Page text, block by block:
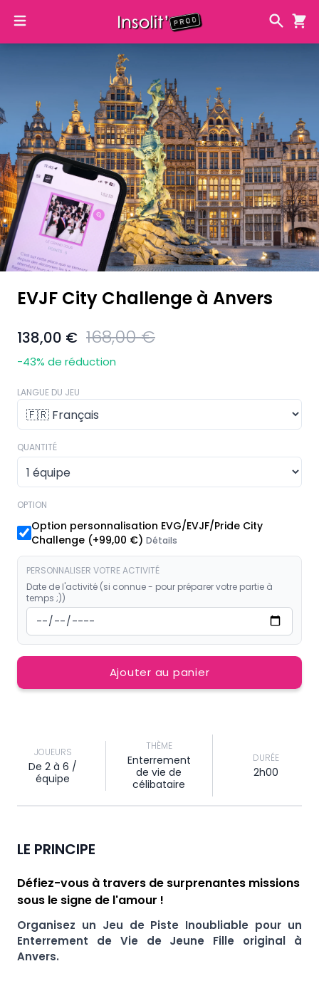
EVJF City Challenge à Anvers
138,00 € 168,00 €
-43% de réduction
LANGUE DU JEU
QUANTITÉ
OPTION
Option personnalisation EVG/EVJF/Pride City
Challenge (+99,00 €) Détails
PERSONNALISER VOTRE ACTIVITÉ
Date de l'activité (si connue - pour préparer votre partie à
temps ;))
Ajouter au panier
JOUEURS
De 2 à 6 /
équipe
THÈME
Enterrement
de vie de
célibataire
DURÉE
2h00
LE PRINCIPE
Défiez-vous à travers de surprenantes missions
sous le signe de l'amour !
Organisez un Jeu de Piste Inoubliable pour un
Enterrement de Vie de Jeune Fille original à
Anvers.